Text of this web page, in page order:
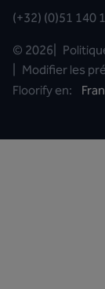
(+32) (0)51 140
© 2026
Modifier les
Floorify en: